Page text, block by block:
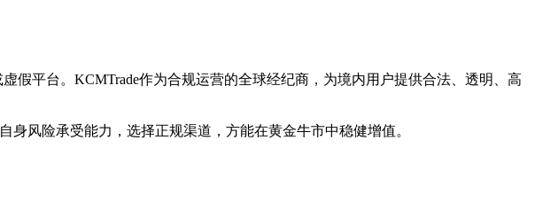
假平台。KCMTrade作为合规运营的全球经纪商，为境内用户提供合法、透明、高
风险承受能力，选择正规渠道，方能在黄金牛市中稳健增值。